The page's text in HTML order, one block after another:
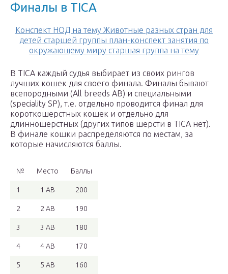
Финалы в TICA
Конспект НОД на тему Животные разных стран для
детей старшей группы план-конспект занятия по
окружающему миру старшая группа на тему
В TICA каждый судья выбирает из своих рингов
лучших кошек для своего финала. Финалы бывают
всепородными (All breeds AB) и специальными
(speciality SP), т.е. отдельно проводится финал для
короткошерстных кошек и отдельно для
длинношерстных (других типов шерсти в TICA нет).
В финале кошки распределяются по местам, за
которые начисляются баллы.
№ Место Баллы
1 1 AB 200
2 2 AB 190
3 3 AB 180
4 4 AB 170
5 5 AB 160